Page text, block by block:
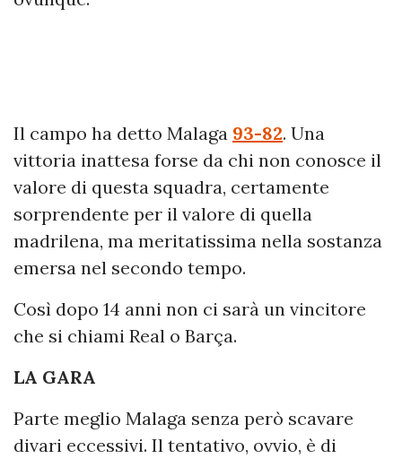
Il campo ha detto Malaga 93-82. Una
vittoria inattesa forse da chi non conosce il
valore di questa squadra, certamente
sorprendente per il valore di quella
madrilena, ma meritatissima nella sostanza
emersa nel secondo tempo.
Così dopo 14 anni non ci sarà un vincitore
che si chiami Real o Barça.
LA GARA
Parte meglio Malaga senza però scavare
divari eccessivi. Il tentativo, ovvio, è di